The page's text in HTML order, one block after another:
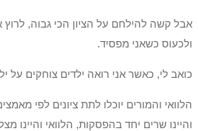
אבל קשה להילחם על הציון הכי גבוה,
ולכעוס כשאני מפסיד.
כואב לי, כאשר אני רואה ילדים צוחקים על
הלוואי והמורים יוכלו לתת ציונים לפי
והיינו שרים יחד בהפסקות, הלוואי והיינו